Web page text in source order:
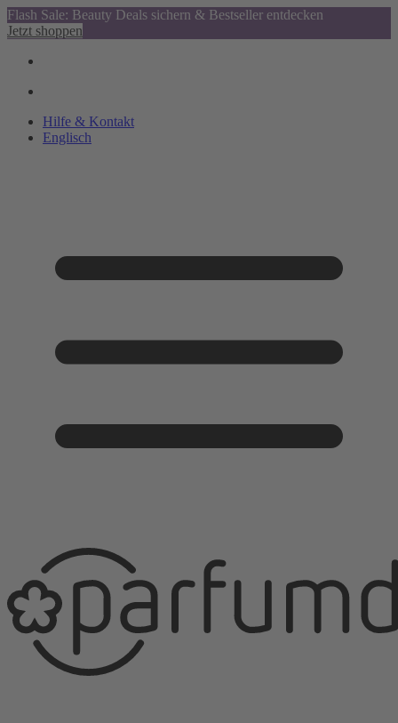
Flash Sale: Beauty Deals sichern & Bestseller entdecken
Jetzt shoppen
Hilfe & Kontakt
Englisch